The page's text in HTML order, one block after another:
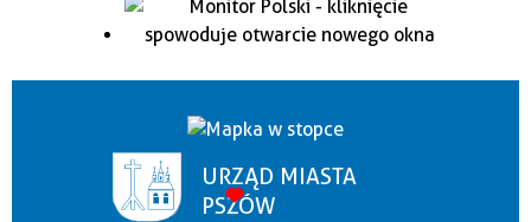
URZĄD MIASTA
PSZÓW